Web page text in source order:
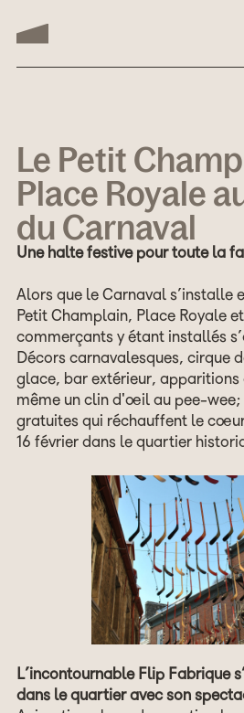
Le Petit
Place Royale
du Carnaval
Une halte festive pour toute la
Alors que le Carnaval s’installe
Petit Champlain, Place Royale
commerçants y étant installés
Décors carnavalesques, cirque
glace, bar extérieur, apparitions
même un clin d'œil au pee-wee;
gratuites qui réchauffent le
16 février dans le quartier
L’incontournable Flip Fabrique
dans le quartier avec son